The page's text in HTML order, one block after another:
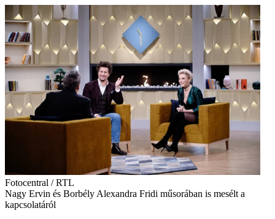
Fotocentral / RTL
Nagy Ervin és Borbély Alexandra Fridi műsorában is mesélt a
kapcsolatáról